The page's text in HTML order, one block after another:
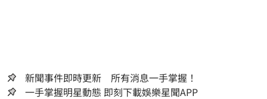
新聞事件即時更新 所有消息一手掌握！
一手掌握明星動態 即刻下載娛樂星聞APP